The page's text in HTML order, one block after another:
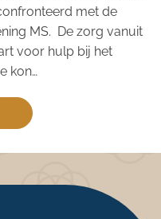
met de
MS. De zorg vanuit
voor hulp bij het
kon…